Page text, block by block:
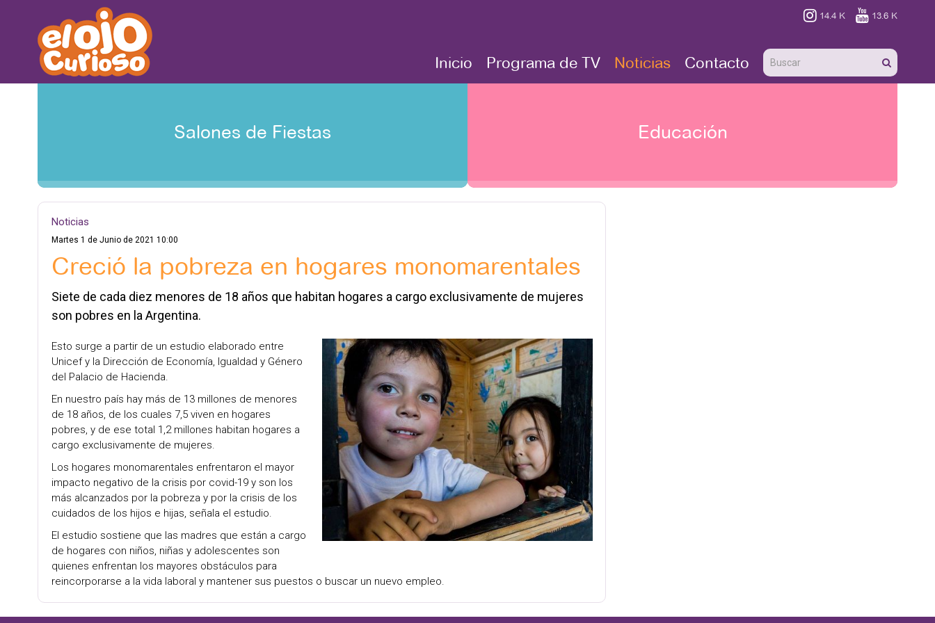
 14.4 K  13.6 K
Inicio Programa de TV Noticias Contacto
Salones de Fiestas Educación
Noticias
Martes 1 de Junio de 2021 10:00
Creció la pobreza en hogares monomarentales
Siete de cada diez menores de 18 años que habitan hogares a cargo exclusivamente de mujeres
son pobres en la Argentina.
Esto surge a partir de un estudio elaborado entre
Unicef y la Dirección de Economía, Igualdad y Género
del Palacio de Hacienda.
En nuestro país hay más de 13 millones de menores
de 18 años, de los cuales 7,5 viven en hogares
pobres, y de ese total 1,2 millones habitan hogares a
cargo exclusivamente de mujeres.
Los hogares monomarentales enfrentaron el mayor
impacto negativo de la crisis por covid-19 y son los
más alcanzados por la pobreza y por la crisis de los
cuidados de los hijos e hijas, señala el estudio.
El estudio sostiene que las madres que están a cargo
de hogares con niños, niñas y adolescentes son
quienes enfrentan los mayores obstáculos para
reincorporarse a la vida laboral y mantener sus puestos o buscar un nuevo empleo.